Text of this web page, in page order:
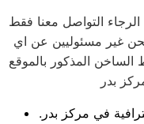
التواصل معنا فقط
غير مسئوليين عن اي
المذكور بالموقع
بدر